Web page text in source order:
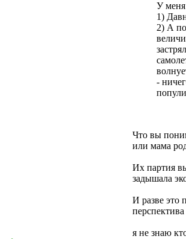
У меня
1)
2) А
-
Что вы
или мама
Их партия
задышала
И разве это
я не знаю